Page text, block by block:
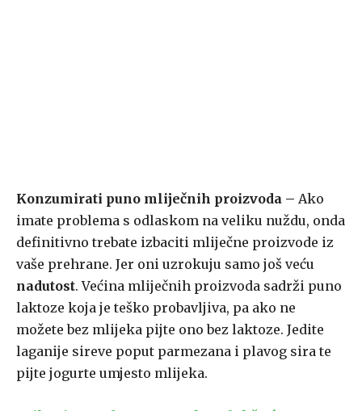
Konzumirati puno mliječnih proizvoda – Ako
imate problema s odlaskom na veliku nuždu, onda
definitivno trebate izbaciti mliječne proizvode iz
vaše prehrane. Jer oni uzrokuju samo još veću
nadutost. Većina mliječnih proizvoda sadrži puno
laktoze koja je teško probavljiva, pa ako ne
možete bez mlijeka pijte ono bez laktoze. Jedite
laganije sireve poput parmezana i plavog sira te
pijte jogurte umjesto mlijeka.